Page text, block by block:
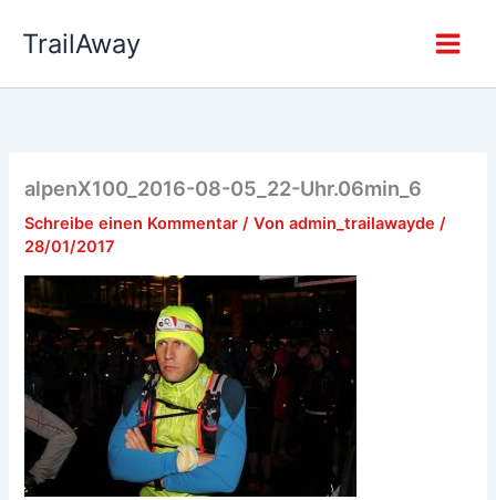
InhaltTrailAway
alpenX100_2016-08-05_22-Uhr.06min_6
Schreibe einen Kommentar / Vonadmin_trailawayde/
28/01/2017